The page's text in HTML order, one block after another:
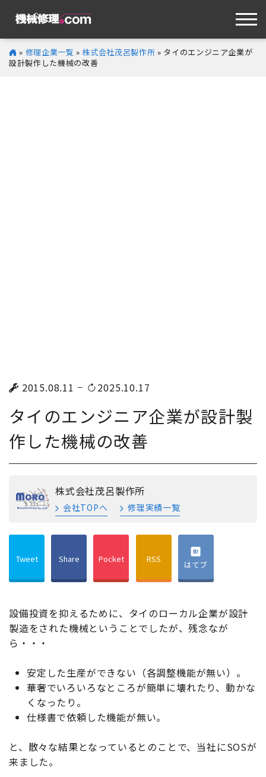
» 修理企業一覧 » 株式会社茂呂製作所 » タイのエンジニア企業が
設計製作した機械の改善
2015.08.11 2025.10.17
タイのエンジニア企業が設計製
作した機械の改善
株式会社茂呂製作所
会社TOPへ 修理実績一覧
Tweet Share Pocket RSS はてブ
設備投資を抑えるために、タイのローカル企業が設計
製造をされた機械ということでしたが、残念なが
ら・・・
安定した生産ができない（各調整機能が無い）。
華奢でいろいろなところが簡単に壊れたり、動かな
くなったり。
仕様書で依頼した機能が無い。
と、散々な結果となっているとのことで、当社にSOSが
来ました。